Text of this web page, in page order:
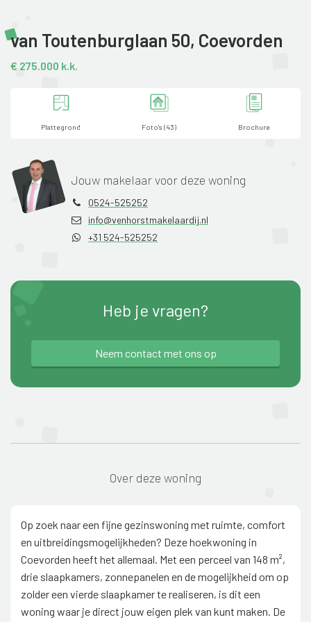
van Toutenburglaan 50, Coevorden
€ 275.000 k.k.
Plattegrond Foto's (43) Brochure
Jouw makelaar voor deze woning
0524-525252
info@venhorstmakelaardij.nl
+31 524-525252
Heb je vragen?
Neem contact met ons op
Over deze woning
Op zoek naar een fijne gezinswoning met ruimte, comfort
en uitbreidingsmogelijkheden? Deze hoekwoning in
Coevorden heeft het allemaal. Met een perceel van 148 m²,
drie slaapkamers, zonnepanelen en de mogelijkheid om op
zolder een vierde slaapkamer te realiseren, is dit een
woning waar je direct jouw eigen plek van kunt maken. De